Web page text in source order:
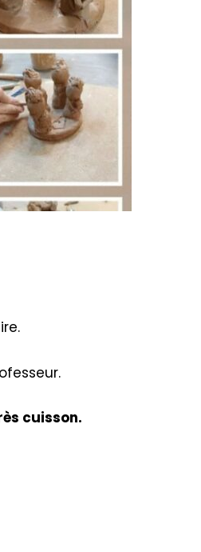
cuisson.